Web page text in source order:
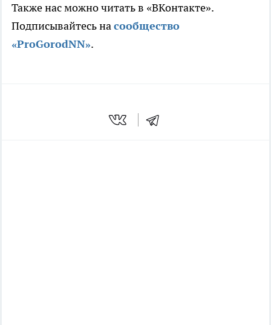
Также нас можно читать в «ВКонтакте».
Подписывайтесь насообщество
«ProGorodNN».